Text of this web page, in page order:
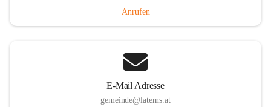
Anrufen
E-Mail Adresse
gemeinde@laterns.at